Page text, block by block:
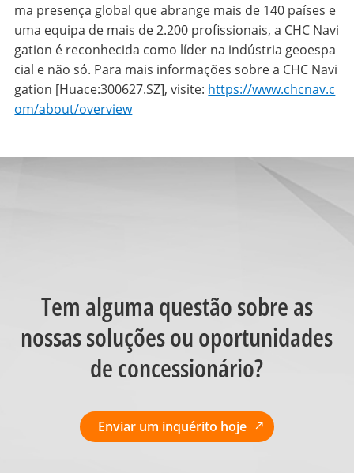
ma presença global que abrange mais de 140 países e
uma equipa de mais de 2.200 profissionais, a CHC Navi
gation é reconhecida como líder na indústria geoespa
cial e não só. Para mais informações sobre a CHC Navi
gation [Huace:300627.SZ], visite: https://www.chcnav.c
om/about/overview
Tem alguma questão sobre as
nossas soluções ou oportunidades
de concessionário?
Enviar um inquérito hoje